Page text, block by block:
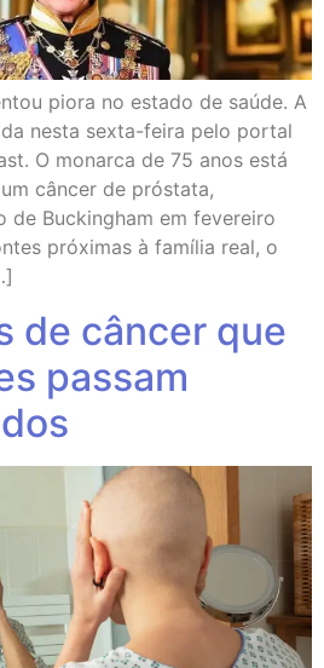
piora no estado de saúde. A
nesta sexta-feira pelo portal
O monarca de 75 anos está
câncer de próstata,
de Buckingham em fevereiro
próximas à família real, o
de câncer que
passam